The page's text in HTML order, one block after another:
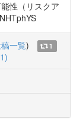
性（リスクア
一覧)
1